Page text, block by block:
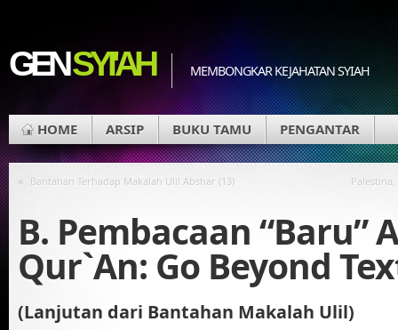
GENSYI'AH MEMBONGKAR KEJAHATAN SYIAH
HOME ARSIP BUKU TAMU PENGANTAR
« Bantahan Terhadap Makalah Ulil Abshar (13)
B. Pembacaan “Baru”
Qur`An: Go Beyond
(Lanjutan dari Bantahan Makalah Ulil)